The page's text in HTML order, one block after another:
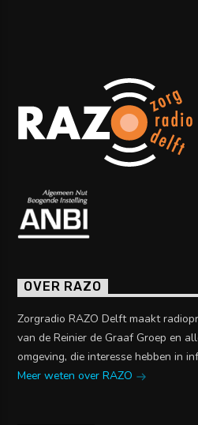
OVER RAZO
Zorgradio RAZO Delft maakt
van de Reinier de Graaf Groep en
omgeving, die interesse hebben in
Meer weten over RAZO